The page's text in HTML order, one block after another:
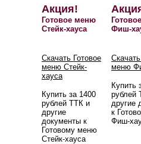
Акция!
Готовое меню
Стейк-хауса
Фиш-
Скачать Готовое
меню Стейк-
хауса
Купить за 1400
рублей ТТК и
другие
документы к
Готовому меню
Стейк-хауса
меню
Купить
рублей
другие
к
Фиш-